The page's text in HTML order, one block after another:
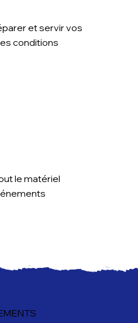
et servir vos
conditions
le matériel